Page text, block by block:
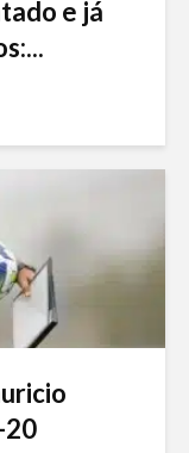
e já
20